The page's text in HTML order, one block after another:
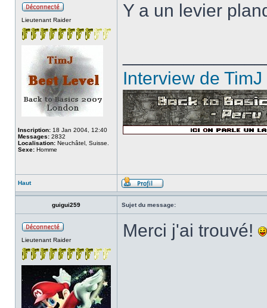
Lieutenant Raider
Inscription: 18 Jan 2004, 12:40
Messages: 2832
Localisation: Neuchâtel, Suisse.
Sexe: Homme
Y a un levier
Interview de
Haut
guigui259 Sujet du message:
Lieutenant Raider Merci j'ai trouvé!